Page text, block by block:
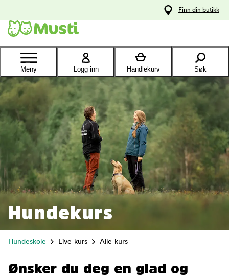
Kontakt
kundeservice
Finn din butikk
Meny Logg inn Handlekurv Søk
Hundekurs
Hundeskole Live kurs Alle kurs
Ønsker du deg en glad og